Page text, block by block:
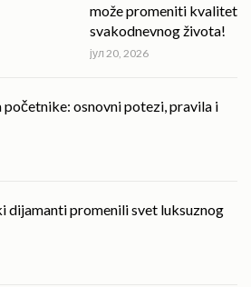
može promeniti kvalitet
svakodnevnog života!
јул 20, 2026
osnovni potezi, pravila i
dijamanti promenili svet luksuznog